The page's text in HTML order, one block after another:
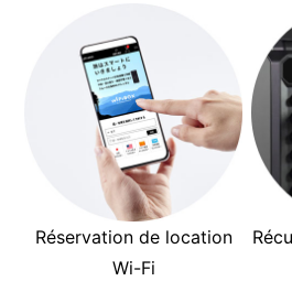
Réservation de location
Wi-Fi